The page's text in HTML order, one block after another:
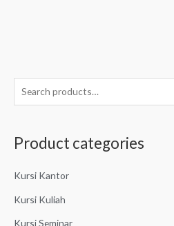
e
h
f
Product categories
Kursi Kantor
Kursi Kuliah
Kursi Seminar